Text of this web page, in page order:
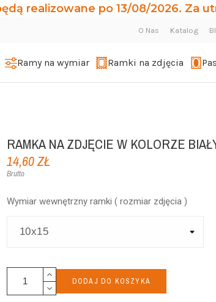
realizowane po 13/08/2026. Za
O Nas Katalog
Ramy na wymiar Ramki na zdjęcia
RAMKA NA ZDJĘCIE W KOLORZE
14,60 ZŁ
Brutto
Wymiar wewnętrzny ramki ( rozmiar zdjęcia )
DODAJ DO KOSZYKA